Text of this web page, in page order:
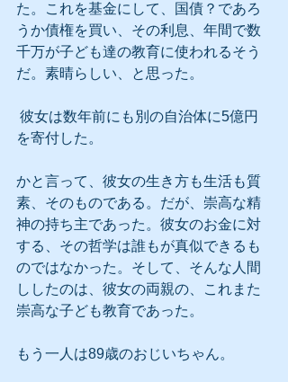
た。これを基金にして、国債？であろ
うか債権を買い、その利息、年間で数
千万が子ども達の教育に使われるそう
だ。素晴らしい、と思った。
を寄付した。
かと言って、彼女の生き方も生活も質
素、そのものである。だが、崇高な精
神の持ち主であった。彼女のお金に対
する、その哲学は誰もが真似できるも
のではなかった。そして、そんな人間
ししたのは、彼女の両親の、これまた
崇高な子ども教育であった。
もう一人は89歳のおじいちゃん。